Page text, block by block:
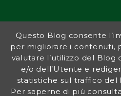
Inorto.org è dal 2011 il punto di
fornisce preziosi consigli sia ai più
L’obiettivo di Bonduelle è ispirare
base vegetale per contribuire al
pianeta. In questo contesto si
per la terra e del
Questo Blog consente
per migliorare i contenuti,
valutare l’utilizzo del Blog
e/o dell’Utente e
statistiche sul traffico
Per saperne di più